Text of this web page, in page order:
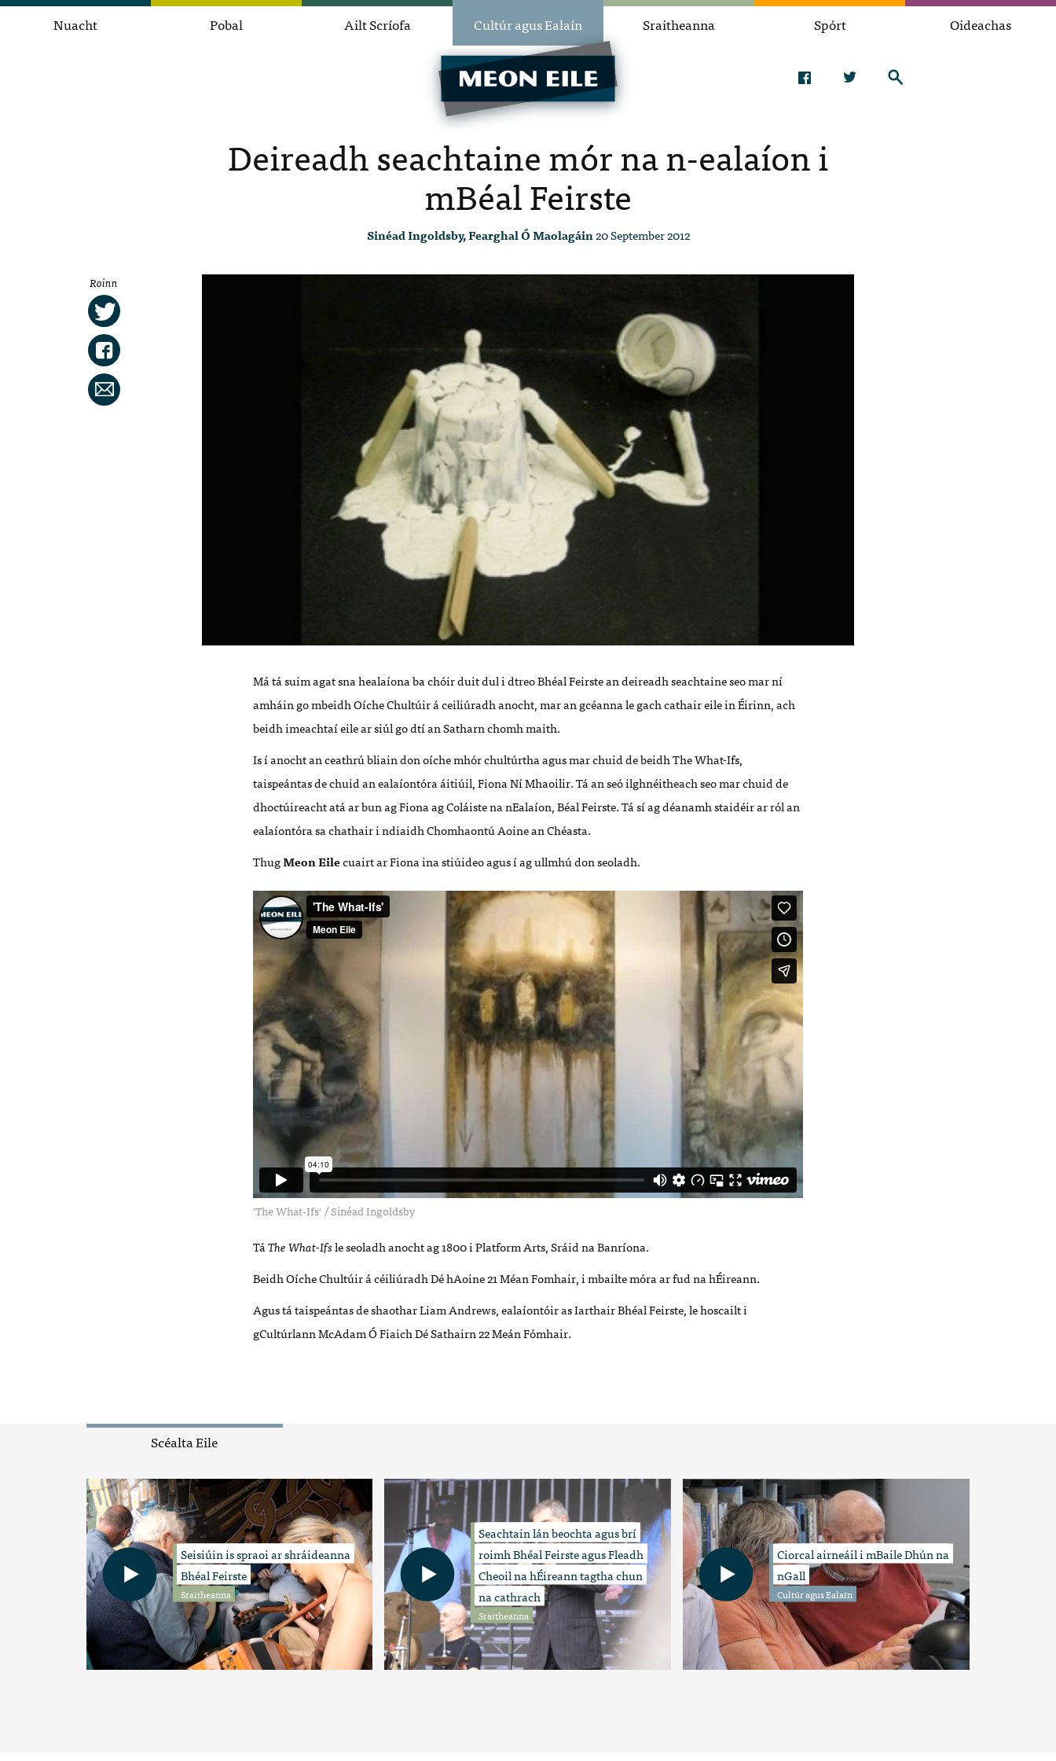
Nuacht Pobal Ailt Scríofa Cultúr agus Ealaín Sraitheanna Spórt Oideachas
Deireadh seachtaine mór na n-ealaíon i
mBéal Feirste
Sinéad Ingoldsby, Fearghal Ó Maolagáin20 September 2012
Roinn
Má tá suim agat sna healaíona ba chóir duit dul i dtreo Bhéal Feirste an deireadh seachtaine seo mar ní
amháin go mbeidh Oíche Chultúir á ceiliúradh anocht, mar an gcéanna le gach cathair eile in Éirinn, ach
beidh imeachtaí eile ar siúl go dtí an Satharn chomh maith.
Is í anocht an ceathrú bliain don oíche mhór chultúrtha agus mar chuid de beidh The What-Ifs,
taispeántas de chuid an ealaíontóra áitiúil, Fiona Ní Mhaoilir. Tá an seó ilghnéitheach seo mar chuid de
dhoctúireacht atá ar bun ag Fiona ag Coláiste na nEalaíon, Béal Feirste. Tá sí ag déanamh staidéir ar ról an
ealaíontóra sa chathair i ndiaidh Chomhaontú Aoine an Chéasta.
ThugMeon Eilecuairt ar Fiona ina stiúideo agus í ag ullmhú don seoladh.
'The What-Ifs' /Sinéad Ingoldsby
TáThe What-Ifsle seoladh anocht ag 1800 i Platform Arts, Sráid na Banríona.
Beidh Oíche Chultúir á céiliúradh Dé hAoine 21 Méan Fomhair, i mbailte móra ar fud na hÉireann.
Agus tá taispeántas de shaothar Liam Andrews, ealaíontóir as Iarthair Bhéal Feirste, le hoscailt i
gCultúrlann McAdam Ó Fiaich Dé Sathairn 22 Meán Fómhair.
Scéalta Eile
Seisiúin is spraoi ar shráideanna
Bhéal Feirste
Sraitheanna
Seachtain lán beochta agus brí
roimh Bhéal Feirste agus Fleadh
Cheoil na hÉireann tagtha chun
na cathrach
Sraitheanna
Ciorcal airneáil i mBaile Dhún na
nGall
Cultúr agus Ealaín